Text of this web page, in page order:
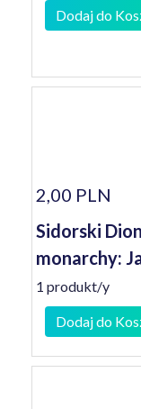
Dodaj do
2,00 PLN
Sidorski
monarchy:
1 produkt/y
Dodaj do